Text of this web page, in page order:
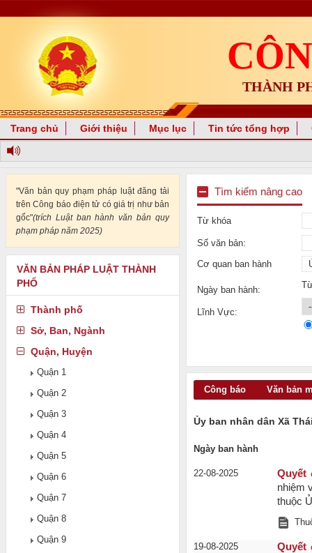
THÀNH
Trang chủ Giới thiệu Mục lục Tin tức tổng hợp
"Văn bản quy phạm pháp luật đăng tải
trên Công báo điện tử có giá trị như bản
gốc"(trích Luật ban hành văn bản quy
phạm pháp năm 2025)
VĂN BẢN PHÁP LUẬT THÀNH
PHỐ
Thành phố
Sở, Ban, Ngành
Quận, Huyện
Quận 1
Quận 2
Quận 3
Quận 4
Quận 5
Quận 6
Quận 7
Quận 8
Quận 9
Tìm kiếm nâng cao
Từ khóa
Số văn bản:
Cơ quan ban hành
Ngày ban hành:
Lĩnh Vực:
Công báo Văn bản
Ủy ban nhân dân Xã
Ngày ban hành
22-08-2025
Quyết
nhiệm
thuộc
19-08-2025
Quyết